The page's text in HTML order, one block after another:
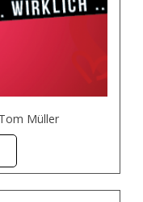
Müller